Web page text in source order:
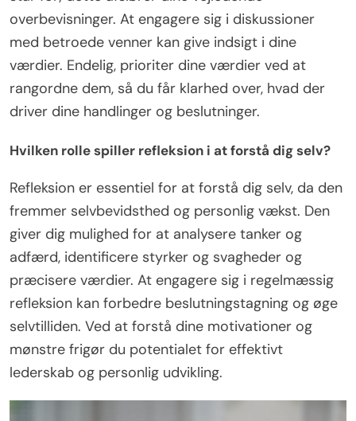
overbevisninger. At engagere sig i diskussioner
med betroede venner kan give indsigt i dine
værdier. Endelig, prioriter dine værdier ved at
rangordne dem, så du får klarhed over, hvad der
driver dine handlinger og beslutninger.
Hvilken rolle spiller refleksion i at forstå dig selv?
Refleksion er essentiel for at forstå dig selv, da den
fremmer selvbevidsthed og personlig vækst. Den
giver dig mulighed for at analysere tanker og
adfærd, identificere styrker og svagheder og
præcisere værdier. At engagere sig i regelmæssig
refleksion kan forbedre beslutningstagning og øge
selvtilliden. Ved at forstå dine motivationer og
mønstre frigør du potentialet for effektivt
lederskab og personlig udvikling.